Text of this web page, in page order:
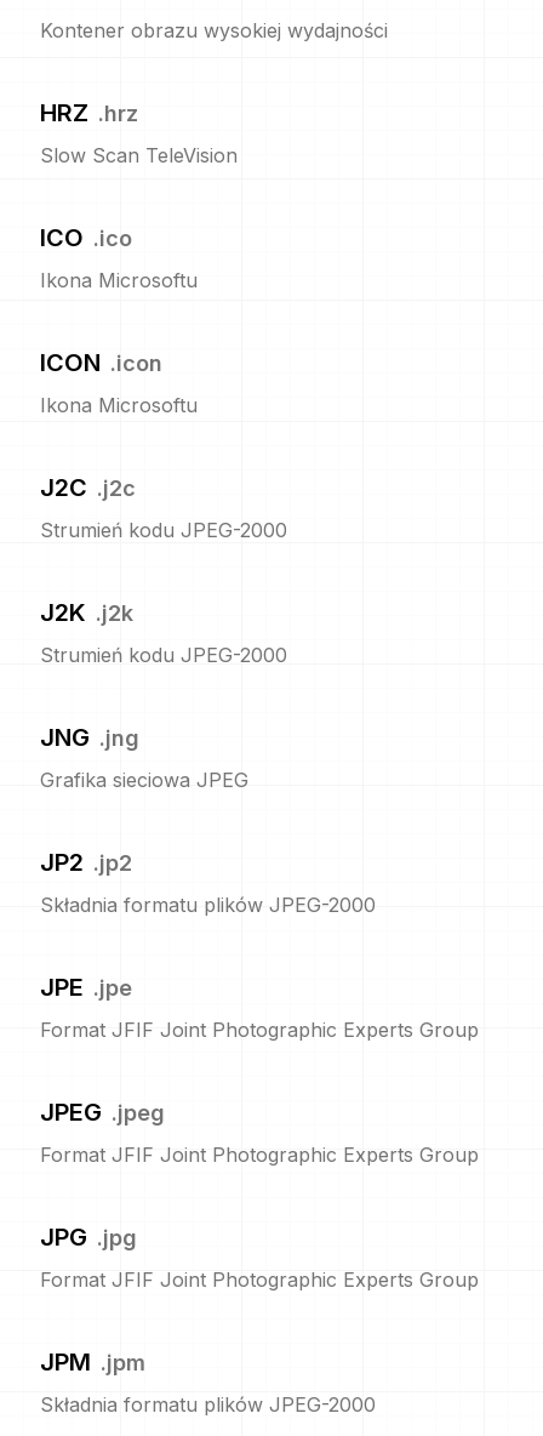
Kontener obrazu wysokiej wydajności
HRZ .hrz
Slow Scan TeleVision
ICO .ico
Ikona Microsoftu
ICON .icon
Ikona Microsoftu
J2C .j2c
Strumień kodu JPEG-2000
J2K .j2k
Strumień kodu JPEG-2000
JNG .jng
Grafika sieciowa JPEG
JP2 .jp2
Składnia formatu plików JPEG-2000
JPE .jpe
Format JFIF Joint Photographic Experts Group
JPEG .jpeg
Format JFIF Joint Photographic Experts Group
JPG .jpg
Format JFIF Joint Photographic Experts Group
JPM .jpm
Składnia formatu plików JPEG-2000